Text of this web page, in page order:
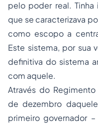
pelo poder real. Tinha
que se caracterizava
como escopo a
Este sistema, por sua
definitiva do sistema
com aquele.
Através do
de dezembro
primeiro governador